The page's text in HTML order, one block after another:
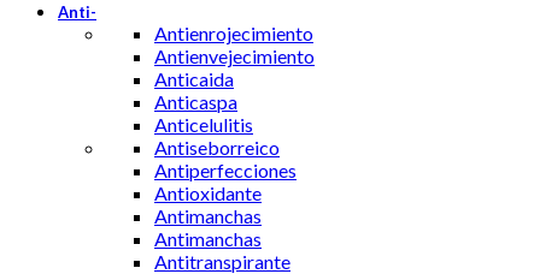
Anti-
Antienrojecimiento
Antienvejecimiento
Anticaida
Anticaspa
Anticelulitis
Antiseborreico
Antiperfecciones
Antioxidante
Antimanchas
Antimanchas
Antitranspirante